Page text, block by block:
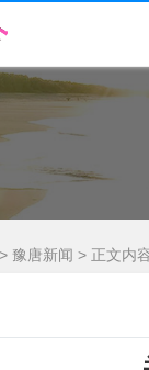
> 豫唐新闻 > 正文内